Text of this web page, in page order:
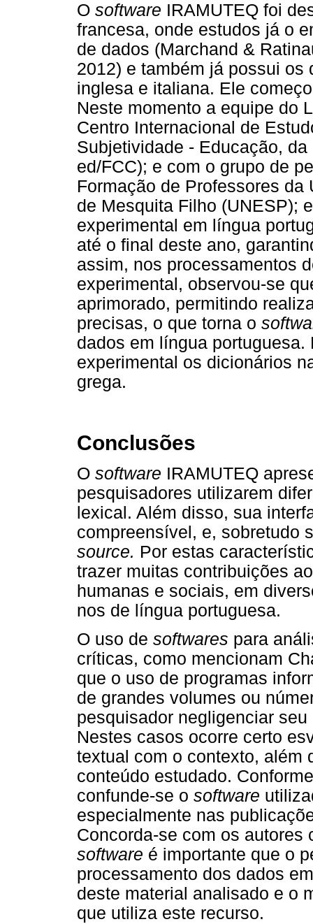
O software IRAMUTEQ foi
francesa, onde estudos já o
de dados (Marchand &
2012) e também já possui
inglesa e italiana. Ele
Neste momento a equipe do
Centro Internacional de
Subjetividade - Educação,
ed/FCC); e com o grupo de
Formação de Professores
de Mesquita Filho (UNESP);
experimental em língua
até o final deste ano,
assim, nos processamentos
experimental, observou-se
aprimorado, permitindo
precisas, o que torna o
dados em língua
experimental os dicionários
grega.
Conclusões
O software IRAMUTEQ
pesquisadores utilizarem
lexical. Além disso, sua
compreensível, e, sobretudo
source. Por estas
trazer muitas contribuições
humanas e sociais, em
nos de língua portuguesa.
O uso de softwares para
críticas, como mencionam
que o uso de programas
de grandes volumes ou
pesquisador negligenciar
Nestes casos ocorre certo
textual com o contexto, além
conteúdo estudado.
confunde-se o software
especialmente nas
Concorda-se com os autores
software é importante que o
processamento dos dados
deste material analisado e o
que utiliza este recurso.